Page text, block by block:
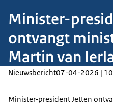
Minister-
ontvangt
Martin van
Nieuwsbericht07-04-2026 |
Minister-president Jetten